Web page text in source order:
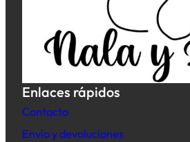
Enlaces rápidos
Contacto
Envío y devoluciones